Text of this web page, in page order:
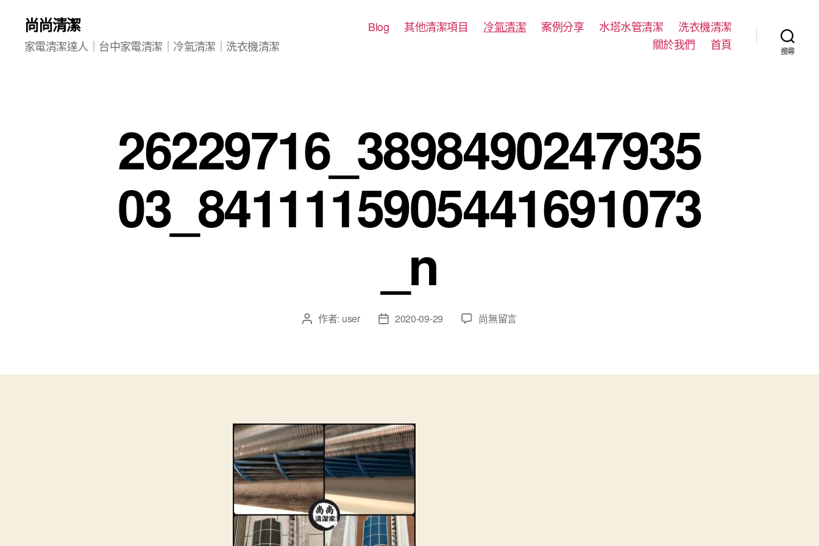
尚尚清潔
家電清潔達人｜台中家電清潔｜冷氣清潔｜洗衣機清潔
Blog 其他清潔項目 冷氣清潔 案例分享 水塔水管清潔
洗衣機清潔
關於我們
首頁 搜尋
26229716_3898490247935
03_8411115905441691073
_n
作者: user 2020-09-29 尚無留言